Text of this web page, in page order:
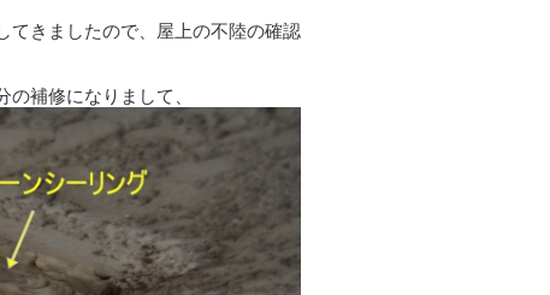
てきましたので、屋上の不陸の確認
補修になりまして、